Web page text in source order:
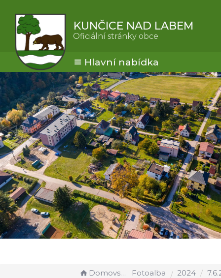
KUNČICE NAD LABEM
Oficiální stránky obce
Hlavní nabídka
Domovská stránka Fotoalba 2024 7.6.2024